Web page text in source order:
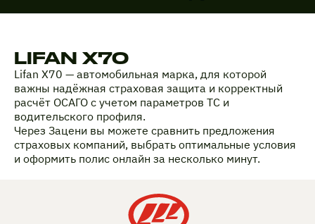
LIFAN X70
Lifan X70 — автомобильная марка, для которой
важны надёжная страховая защита и корректный
расчёт ОСАГО с учетом параметров ТС и
водительского профиля.
Через Зацени вы можете сравнить предложения
страховых компаний, выбрать оптимальные условия
и оформить полис онлайн за несколько минут.